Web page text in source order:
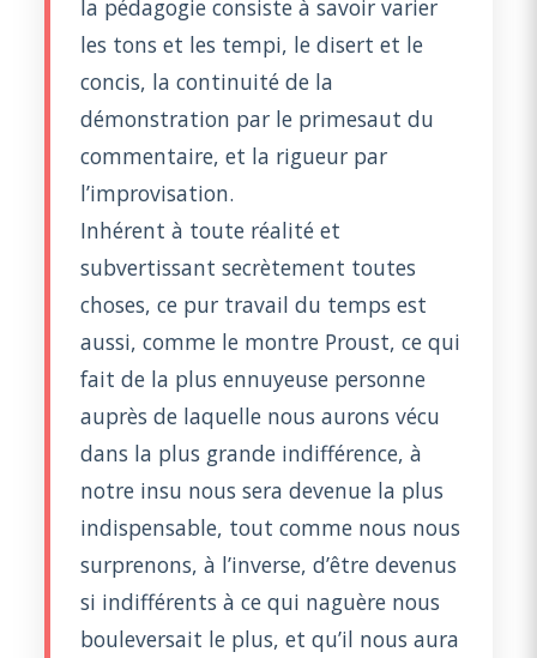
la pédagogie consiste à savoir varier
les tons et les tempi, le disert et le
concis, la continuité de la
démonstration par le primesaut du
commentaire, et la rigueur par
l’improvisation.
Inhérent à toute réalité et
subvertissant secrètement toutes
choses, ce pur travail du temps est
aussi, comme le montre Proust, ce qui
fait de la plus ennuyeuse personne
auprès de laquelle nous aurons vécu
dans la plus grande indifférence, à
notre insu nous sera devenue la plus
indispensable, tout comme nous nous
surprenons, à l’inverse, d’être devenus
si indifférents à ce qui naguère nous
bouleversait le plus, et qu’il nous aura